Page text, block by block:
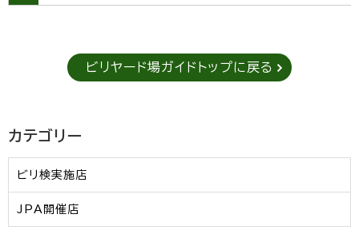
ビリヤード場ガイドトップに戻る
カテゴリー
ビリ検実施店
JPA開催店